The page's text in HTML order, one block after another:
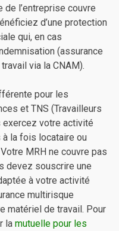
de l’entreprise couvre
d’une protection
qui, en cas
(assurance
via la CNAM).
pour les
et TNS (Travailleurs
exercez votre activité
la fois locataire ou
MRH ne couvre pas
devez souscrire une
à votre activité
multirisque
matériel de travail. Pour
la mutuelle pour les